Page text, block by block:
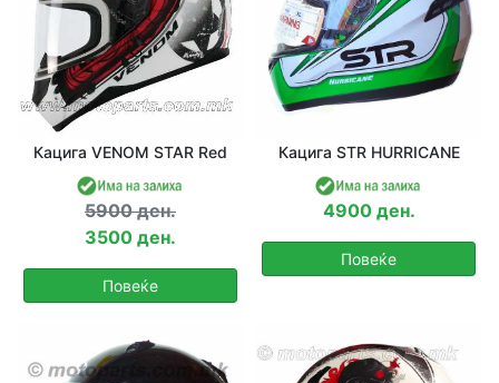
Кацига VENOM STAR Red
5900 ден.
3500 ден.
Повеќе
Кацига STR HURRICANE
4900 ден.
Повеќе